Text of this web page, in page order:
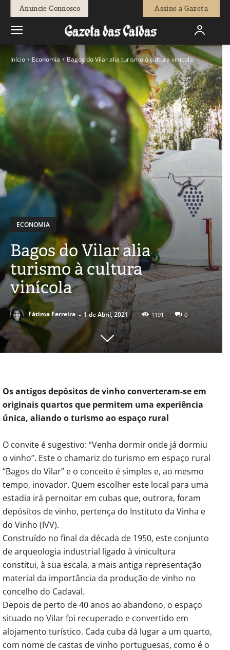
Anuncie Connosco Assine a Gazeta
Início Economia Bagos do Vilar alia turismo à cultura vinícola
ECONOMIA
Bagos do Vilar alia
turismo à cultura
vinícola
Fátima Ferreira - 1 de Abril, 2021 1191 0
Os antigos depósitos de vinho converteram-se em
originais quartos que permitem uma experiência
única, aliando o turismo ao espaço rural
O convite é sugestivo: “Venha dormir onde já dormiu
o vinho”. Este o chamariz do turismo em espaço rural
“Bagos do Vilar” e o conceito é simples e, ao mesmo
tempo, inovador. Quem escolher este local para uma
estadia irá pernoitar em cubas que, outrora, foram
depósitos de vinho, pertença do Instituto da Vinha e
do Vinho (IVV).
Construído no final da década de 1950, este conjunto
de arqueologia industrial ligado à vinicultura
constitui, à sua escala, a mais antiga representação
material da importância da produção de vinho no
concelho do Cadaval.
Depois de perto de 40 anos ao abandono, o espaço
situado no Vilar foi recuperado e convertido em
alojamento turístico. Cada cuba dá lugar a um quarto,
com nome de castas de vinho portuguesas, como é o